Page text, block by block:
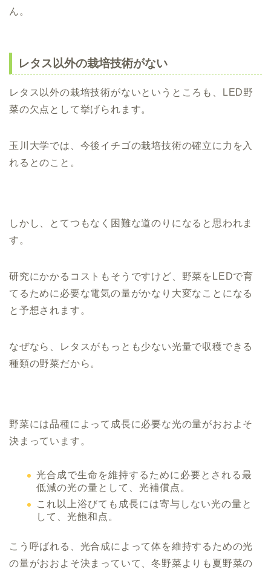
ん。
レタス以外の栽培技術がない
レタス以外の栽培技術がないというところも、LED野
菜の欠点として挙げられます。
玉川大学では、今後イチゴの栽培技術の確立に力を入
れるとのこと。
しかし、とてつもなく困難な道のりになると思われま
す。
研究にかかるコストもそうですけど、野菜をLEDで育
てるために必要な電気の量がかなり大変なことになる
と予想されます。
なぜなら、レタスがもっとも少ない光量で収穫できる
種類の野菜だから。
野菜には品種によって成長に必要な光の量がおおよそ
決まっています。
光合成で生命を維持するために必要とされる最
低減の光の量として、光補償点。
これ以上浴びても成長には寄与しない光の量と
して、光飽和点。
こう呼ばれる、光合成によって体を維持するための光
の量がおおよそ決まっていて、冬野菜よりも夏野菜の